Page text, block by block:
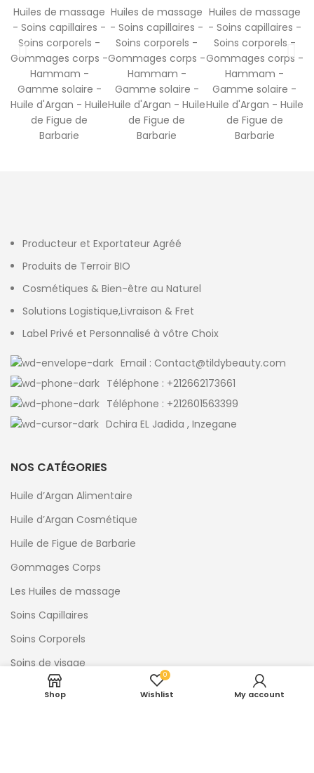
Producteur et Exportateur Agréé
Produits de Terroir BIO
Cosmétiques & Bien-être au Naturel
Solutions Logistique,Livraison & Fret
Label Privé et Personnalisé à vôtre Choix
Email : Contact@tildybeauty.com
Téléphone : +212662173661
Téléphone : +212601563399
Dchira EL Jadida , Inzegane
NOS CATÉGORIES
Huile d’Argan Alimentaire
Huile d’Argan Cosmétique
Huile de Figue de Barbarie
Gommages Corps
Les Huiles de massage
Soins Capillaires
Soins Corporels
Soins de visage
LIENS RAPIDES
Shop
0
Wishlist My account